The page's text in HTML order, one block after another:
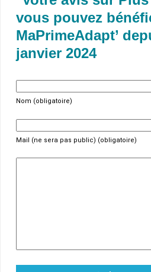
vous pouvez
MaPrimeAdapt’
janvier 2024
Nom (obligatoire)
Mail (ne sera pas public) (obligatoire)